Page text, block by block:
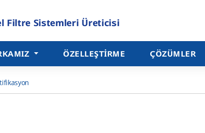
Filtre Sistemleri Üreticisi
ÖZELLEŞTIRME ÇÖZÜMLER